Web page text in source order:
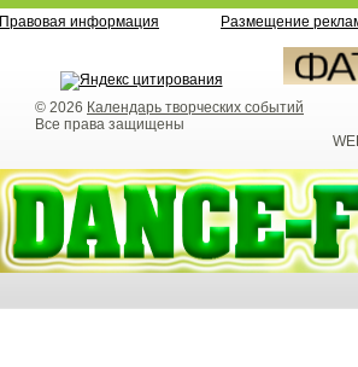
Правовая информация Размещение
© 2026 Календарь творческих событий
Все права защищены